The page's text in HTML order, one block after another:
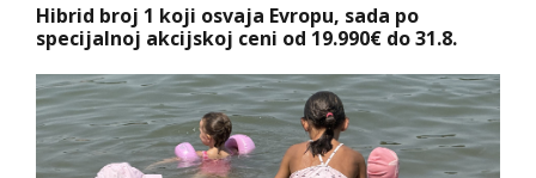
Hibrid broj 1 koji osvaja Evropu, sada po
specijalnoj akcijskoj ceni od 19.990€ do 31.8.